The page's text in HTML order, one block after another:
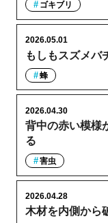
ゴキブリ
もしもスズメバ
2026.05.01
蜂
背中の赤い模様
る
2026.04.30
害虫
木材を内側から
2026.04.28